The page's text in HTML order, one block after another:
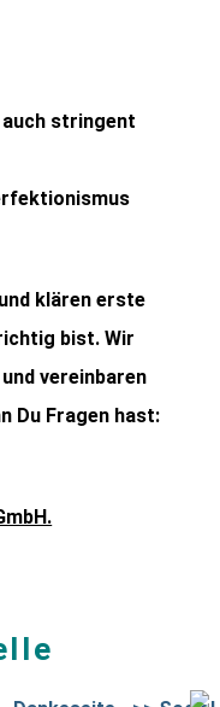
auch stringent
klären erste
bist. Wir
vereinbaren
Du Fragen hast: